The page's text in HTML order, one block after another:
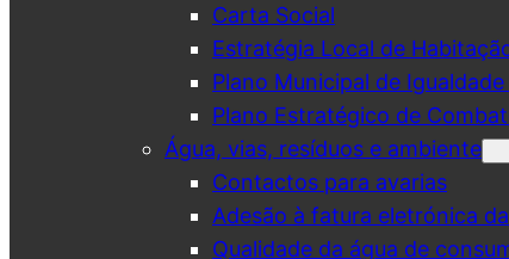
Carta Social
Estratégia Local de
Plano Municipal de
Plano Estratégico de
Água, vias, resíduos e ambiente
Contactos para avarias
Adesão à fatura eletrónica
Qualidade da água de